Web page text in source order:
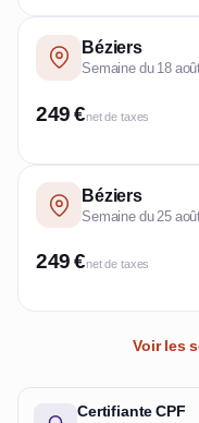
Béziers
Semaine du 18
249 €net de taxes
Béziers
Semaine du 25
249 €net de taxes
Voir les
Certifiante CPF